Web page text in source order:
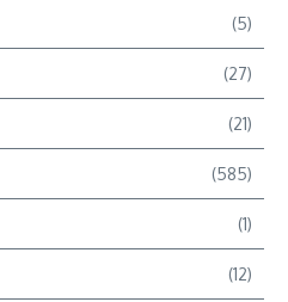
(5)
(27)
(21)
(585)
(1)
(12)